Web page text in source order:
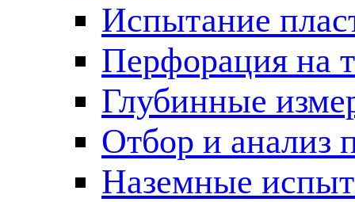
Испытание
Перфорация на
Глубинные
Отбор и анализ
Наземные